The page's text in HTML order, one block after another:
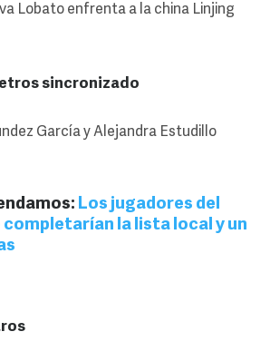
Lobato enfrenta a la china Linjing
sincronizado
García y Alejandra Estudillo
Los jugadores del
la lista local y un